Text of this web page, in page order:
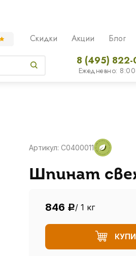
Скидки Акции Блог
8 (495)
Ежедневно:
Артикул: C0400011
Шпинат
846 Р/ 1 кг